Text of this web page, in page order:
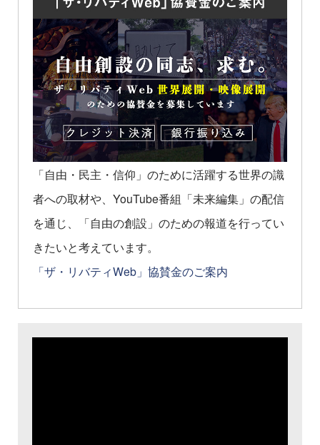
「自由・民主・信仰」のために活躍する世界の識
者への取材や、YouTube番組「未来編集」の配信
を通じ、「自由の創設」のための報道を行ってい
きたいと考えています。
「ザ・リバティWeb」協賛金のご案内